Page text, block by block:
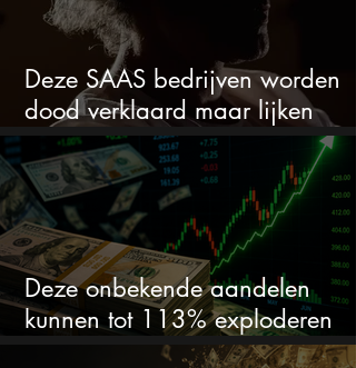
Deze SAAS bedrijven worden
dood verklaard maar lijken
springlevend
Deze onbekende aandelen
kunnen tot 113% exploderen
(één springt eruit)